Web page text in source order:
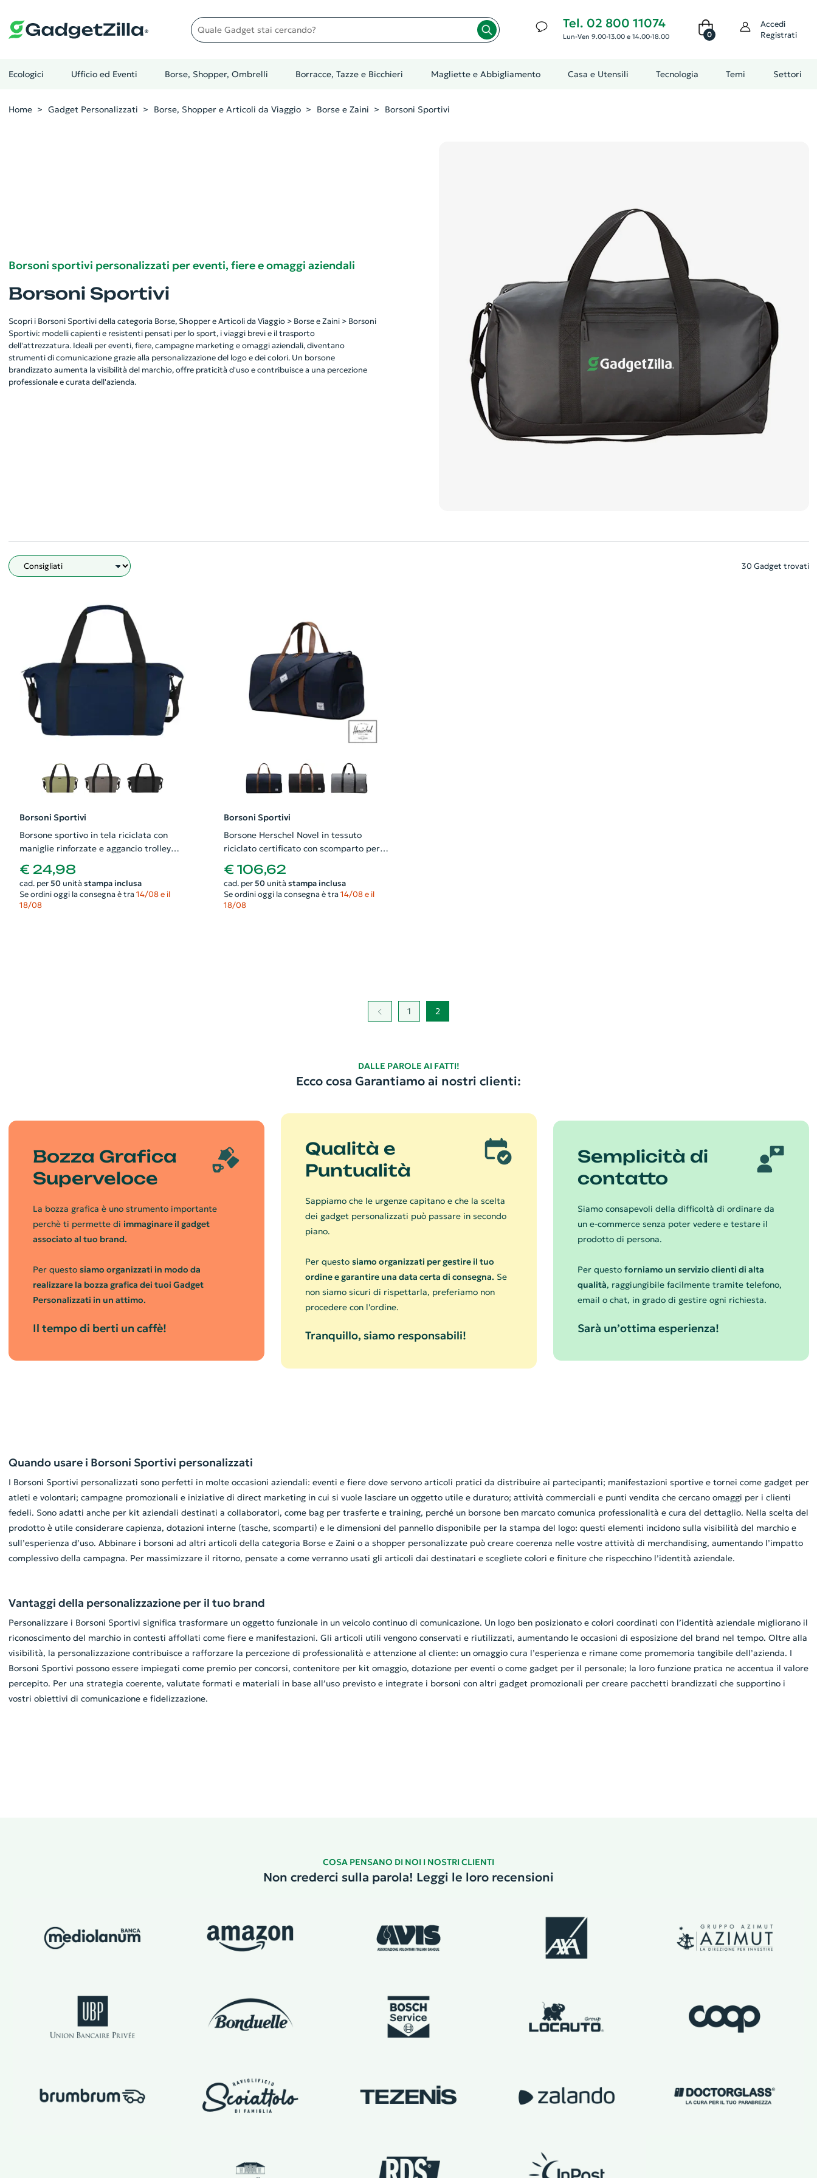
Quale gadget stai cercando? Tel. 02 800 11074
Lun-Ven 9.00-13.00 e 14.00-18.00 0
Accedi
Registrati
Ecologici Ufficio ed Eventi Borse, Shopper, Ombrelli Borracce, Tazze e Bicchieri Magliette e Abbigliamento Casa e Utensili Tecnologia Temi Settori
Home Gadget Personalizzati Borse, Shopper e Articoli da Viaggio Borse e Zaini Borsoni Sportivi
Borsoni sportivi personalizzati per eventi, fiere e omaggi aziendali
Borsoni Sportivi
Scopri i Borsoni Sportivi della categoria Borse, Shopper e Articoli da Viaggio > Borse e Zaini > Borsoni
Sportivi: modelli capienti e resistenti pensati per lo sport, i viaggi brevi e il trasporto
dell'attrezzatura. Ideali per eventi, fiere, campagne marketing e omaggi aziendali, diventano
strumenti di comunicazione grazie alla personalizzazione del logo e dei colori. Un borsone
brandizzato aumenta la visibilità del marchio, offre praticità d'uso e contribuisce a una percezione
professionale e curata dell'azienda.
Filtro 30 Gadget trovati
Borsoni Sportivi
Borsone sportivo in tela riciclata con
maniglie rinforzate e aggancio trolley
€ 24,98
cad. per 50unità stampa inclusa
Se ordini oggi la consegna è tra 14/08 e il
18/08
Borsoni Sportivi
Borsone Herschel Novel in tessuto
riciclato certificato con scomparto per
30x28x52cm
€ 106,62
cad. per 50unità stampa inclusa
Se ordini oggi la consegna è tra 14/08 e il
18/08
1 2
DALLE PAROLE AI FATTI!
Ecco cosa Garantiamo ai nostri clienti:
Bozza Grafica
Superveloce
La bozza grafica è uno strumento importante
perchè ti permette di immaginare il gadget
associato al tuo brand.
Per questo siamo organizzati in modo da
realizzare la bozza grafica dei tuoi Gadget
Personalizzati in un attimo.
Il tempo di berti un caffè!
Qualità e
Puntualità
Sappiamo che le urgenze capitano e che la scelta
dei gadget personalizzati può passare in secondo
piano.
Per questo siamo organizzati per gestire il tuo
ordine e garantire una data certa di consegna. Se
non siamo sicuri di rispettarla, preferiamo non
procedere con l'ordine.
Tranquillo, siamo responsabili!
Semplicità di
contatto
Siamo consapevoli della difficoltà di ordinare da
un e-commerce senza poter vedere e testare il
prodotto di persona.
Per questo forniamo un servizio clienti di alta
qualità, raggiungibile facilmente tramite telefono,
email o chat, in grado di gestire ogni richiesta.
Sarà un’ottima esperienza!
Quando usare i Borsoni Sportivi personalizzati
I Borsoni Sportivi personalizzati sono perfetti in molte occasioni aziendali: eventi e fiere dove servono articoli pratici da distribuire ai partecipanti; manifestazioni sportive e tornei come gadget per
atleti e volontari; campagne promozionali e iniziative di direct marketing in cui si vuole lasciare un oggetto utile e duraturo; attività commerciali e punti vendita che cercano omaggi per i clienti
fedeli. Sono adatti anche per kit aziendali destinati a collaboratori, come bag per trasferte e training, perché un borsone ben marcato comunica professionalità e cura del dettaglio. Nella scelta del
prodotto è utile considerare capienza, dotazioni interne (tasche, scomparti) e le dimensioni del pannello disponibile per la stampa del logo: questi elementi incidono sulla visibilità del marchio e
sull’esperienza d’uso. Abbinare i borsoni ad altri articoli della categoria Borse e Zaini o a shopper personalizzate può creare coerenza nelle vostre attività di merchandising, aumentando l’impatto
complessivo della campagna. Per massimizzare il ritorno, pensate a come verranno usati gli articoli dai destinatari e scegliete colori e finiture che rispecchino l’identità aziendale.
Vantaggi della personalizzazione per il tuo brand
Personalizzare i Borsoni Sportivi significa trasformare un oggetto funzionale in un veicolo continuo di comunicazione. Un logo ben posizionato e colori coordinati con l’identità aziendale migliorano il
riconoscimento del marchio in contesti affollati come fiere e manifestazioni. Gli articoli utili vengono conservati e riutilizzati, aumentando le occasioni di esposizione del brand nel tempo. Oltre alla
visibilità, la personalizzazione contribuisce a rafforzare la percezione di professionalità e attenzione al cliente: un omaggio cura l’esperienza e rimane come promemoria tangibile dell’azienda. I
Borsoni Sportivi possono essere impiegati come premio per concorsi, contenitore per kit omaggio, dotazione per eventi o come gadget per il personale; la loro funzione pratica ne accentua il valore
percepito. Per una strategia coerente, valutate formati e materiali in base all’uso previsto e integrate i borsoni con altri gadget promozionali per creare pacchetti brandizzati che supportino i
vostri obiettivi di comunicazione e fidelizzazione.
COSA PENSANO DI NOI I NOSTRI CLIENTI
Non crederci sulla parola! Leggi le loro recensioni